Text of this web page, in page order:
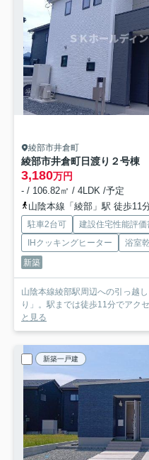
綾部市井倉町
綾部市井倉町日渡り ２号棟
3,180万円
- / 106.82㎡ / 4LDK /予定
山陰本線「綾部」駅 徒歩11
駐車2台可 建設住宅性能評価
IHクッキングヒーター
浴室
新築
山陰本線綾部駅周辺への引っ越
り」。駅までは徒歩11分でアク
と見る
新築一戸建